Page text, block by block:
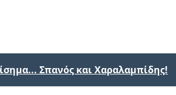
Σπανός και Χαραλαμπίδης!